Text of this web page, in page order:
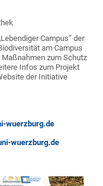
Campus“ der
am Campus
zum Schutz
Infos zum Projekt
der Initiative
wuerzburg.de
wuerzburg.de